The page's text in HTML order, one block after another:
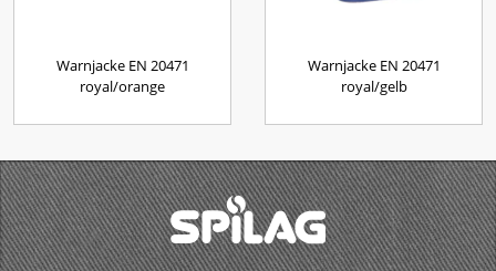
Warnjacke EN 20471
royal/orange
Warnjacke EN 20471
royal/gelb